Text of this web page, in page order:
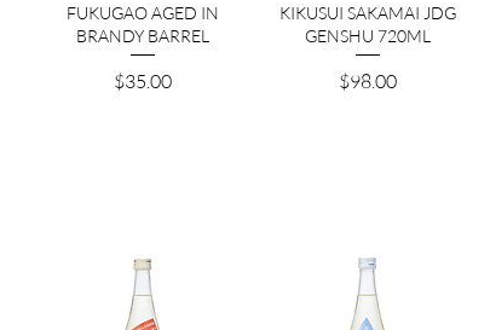
クイックビュー
FUKUGAO AGED IN
BRANDY BARREL
価格
$35.00
クイックビュー
KIKUSUI SAKAMAI JDG
GENSHU 720ML
価格
$98.00